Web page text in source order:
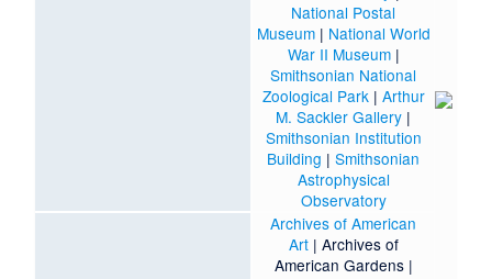
National Postal
Museum| National World
War II Museum|
Smithsonian National
Zoological Park| Arthur
M. Sackler Gallery |
Smithsonian Institution
Building |Smithsonian
Astrophysical
Observatory
Archives of American
Art| Archives of
American Gardens|